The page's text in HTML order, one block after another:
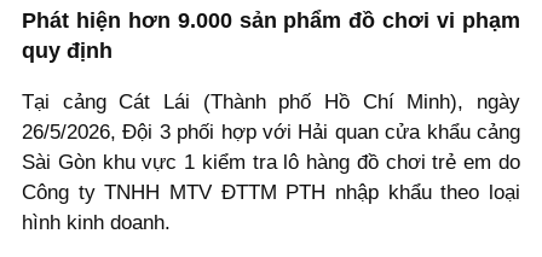
Phát hiện hơn 9.000 sản phẩm đồ chơi vi phạm
quy định
Tại cảng Cát Lái (Thành phố Hồ Chí Minh), ngày
26/5/2026, Đội 3 phối hợp với Hải quan cửa khẩu cảng
Sài Gòn khu vực 1 kiểm tra lô hàng đồ chơi trẻ em do
Công ty TNHH MTV ĐTTM PTH nhập khẩu theo loại
hình kinh doanh.